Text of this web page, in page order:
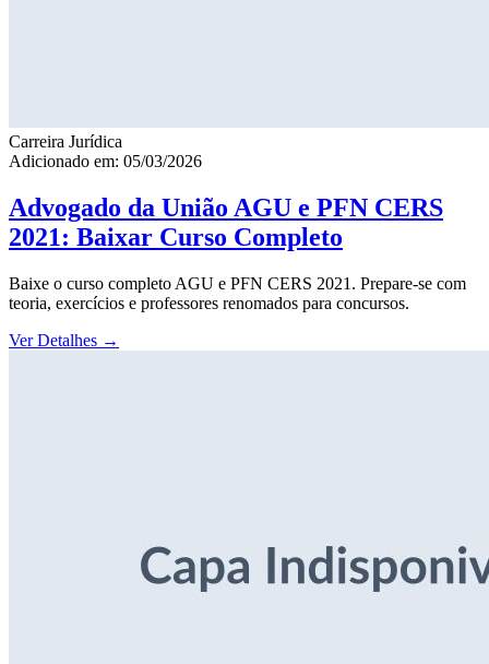
Carreira Jurídica
Adicionado em: 05/03/2026
Advogado da União AGU e PFN CERS
2021: Baixar Curso Completo
Baixe o curso completo AGU e PFN CERS 2021. Prepare-se com
teoria, exercícios e professores renomados para concursos.
Ver Detalhes →